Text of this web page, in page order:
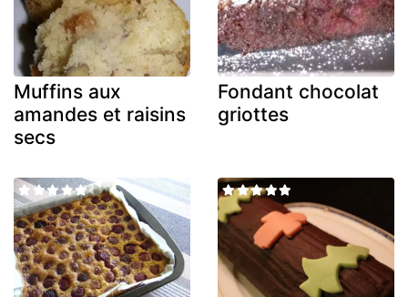
Muffins aux
amandes et raisins
secs
Fondant chocolat
griottes